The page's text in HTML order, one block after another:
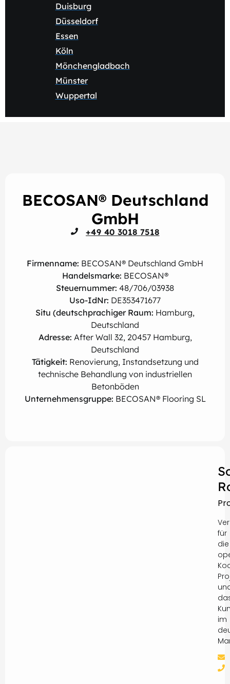
Duisburg
Düsseldorf
Essen
Köln
Mönchengladbach
Münster
Wuppertal
BECOSAN® Deutschland
GmbH
+49 40 3018 7518
Firmenname: BECOSAN® Deutschland GmbH
Handelsmarke: BECOSAN®
Steuernummer: 48/706/03938
Uso-IdNr: DE353471677
Situ (deutschprachiger Raum: Hamburg,
Deutschland
Adresse: After Wall 32, 20457 Hamburg,
Deutschland
Tätigkeit: Renovierung, Instandsetzung und
technische Behandlung von industriellen
Betonböden
Unternehmensgruppe: BECOSAN® Flooring SL
für
die
im